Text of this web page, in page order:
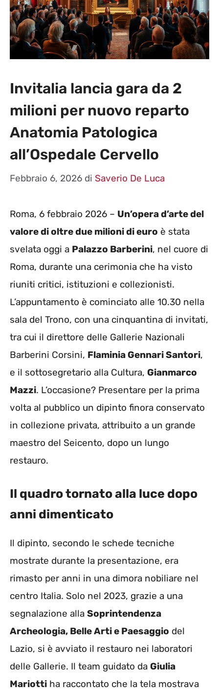
Invitalia lancia gara da 2
milioni per nuovo reparto
Anatomia Patologica
all’Ospedale Cervello
Febbraio 6, 2026 di Saverio De Luca
Roma, 6 febbraio 2026 – Un’opera d’arte del
valore di oltre due milioni di euro è stata
svelata oggi a Palazzo Barberini, nel cuore di
Roma, durante una cerimonia che ha visto
riuniti critici, istituzioni e collezionisti.
L’appuntamento è cominciato alle 10.30 nella
sala del Trono, con una cinquantina di invitati,
tra cui il direttore delle Gallerie Nazionali
Barberini Corsini, Flaminia Gennari Santori,
e il sottosegretario alla Cultura, Gianmarco
Mazzi. L’occasione? Presentare per la prima
volta al pubblico un dipinto finora conservato
in collezione privata, attribuito a un grande
maestro del Seicento, dopo un lungo
restauro.
Il quadro tornato alla luce dopo
anni dimenticato
Il dipinto, secondo le schede tecniche
mostrate durante la presentazione, era
rimasto per anni in una dimora nobiliare nel
centro Italia. Solo nel 2023, grazie a una
segnalazione alla Soprintendenza
Archeologia, Belle Arti e Paesaggio del
Lazio, si è avviato il restauro nei laboratori
delle Gallerie. Il team guidato da Giulia
Mariotti ha raccontato che la tela mostrava